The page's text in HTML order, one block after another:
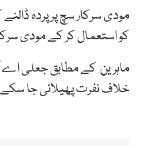
مودی سرکار سچ پر پردہ
کو استعمال کر کے مودی
ماہرین کے مطابق جعلی اے
خلاف نفرت پھیلائی جا